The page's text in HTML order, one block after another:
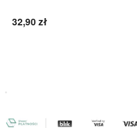
32,90 zł